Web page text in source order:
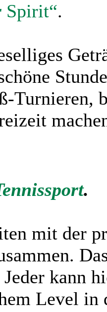
Spirit“.
Turnieren,
.
mit der
kann
Level in